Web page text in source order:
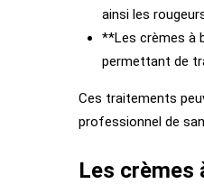
ainsi les
**Les crèmes à
permettant de
Ces traitements
professionnel de
Les crèmes